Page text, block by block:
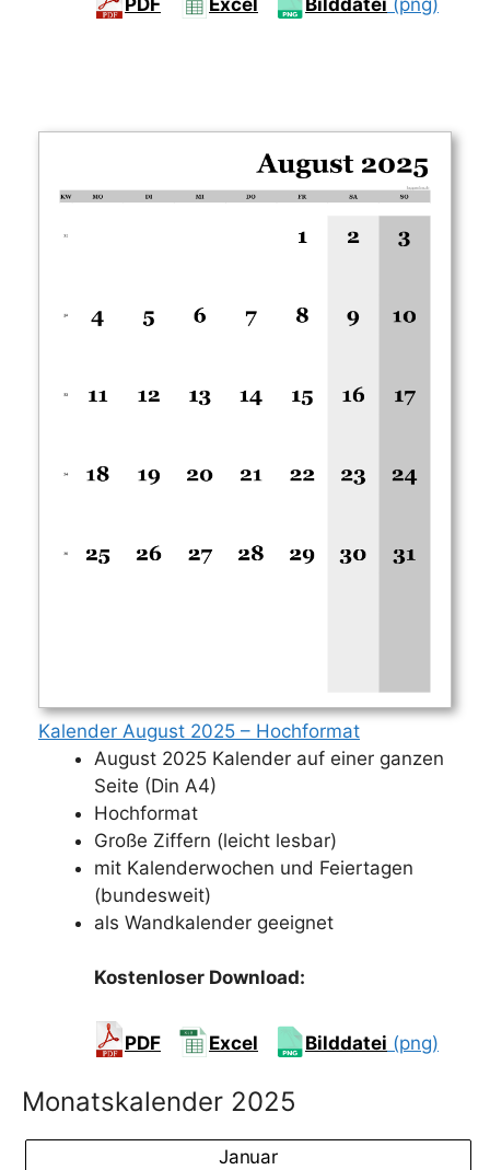
PDF Excel Bilddatei (png)
Kalender August 2025 – Hochformat
August 2025 Kalender auf einer ganzen
Seite (Din A4)
Hochformat
Große Ziffern (leicht lesbar)
mit Kalenderwochen und Feiertagen
(bundesweit)
als Wandkalender geeignet
Kostenloser Download:
PDF Excel Bilddatei (png)
Monatskalender 2025
Januar